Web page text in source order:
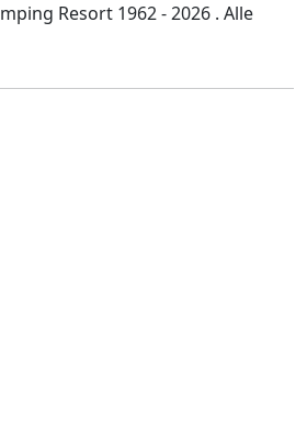
Resort 1962 - 2026 . Alle